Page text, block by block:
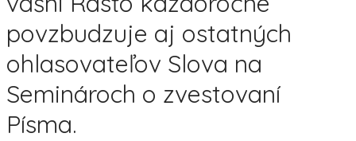
povzbudzuje aj ostatných
ohlasovateľov Slova na
Seminároch o zvestovaní
Písma.